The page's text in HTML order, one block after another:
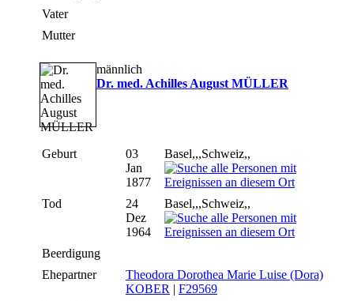
Vater
Mutter
männlich
Dr. med. Achilles August MÜLLER
Geburt
03
Jan
1877
Basel,,,Schweiz,,
Tod
24
Dez
1964
Basel,,,Schweiz,,
Beerdigung
Ehepartner
Theodora Dorothea Marie Luise (Dora)
KOBER | F29569